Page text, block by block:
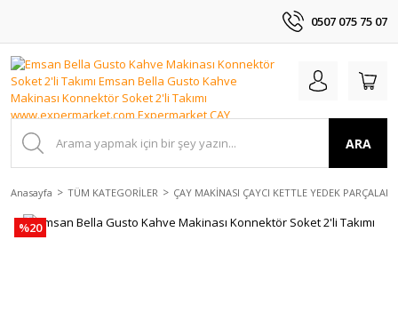
0507 075 75 07
ARA
Anasayfa TÜM KATEGORİLER ÇAY MAKİNASI ÇAYCI KETTLE YEDEK PARÇALAR
%20